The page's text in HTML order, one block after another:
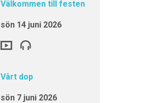
Välkommen till festen
sön 14 juni 2026
Vårt dop
sön 7 juni 2026